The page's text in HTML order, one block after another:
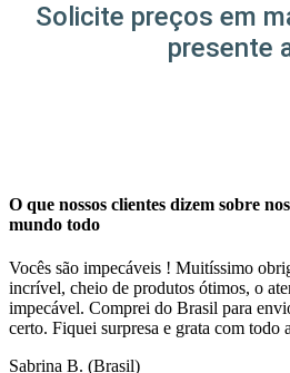
Solicite preços em
presente
O que nossos clientes dizem sobre
mundo todo
Vocês são impecáveis ! Muitíssimo
incrível, cheio de produtos ótimos, o
impecável. Comprei do Brasil para
certo. Fiquei surpresa e grata com todo
Sabrina B. (Brasil)